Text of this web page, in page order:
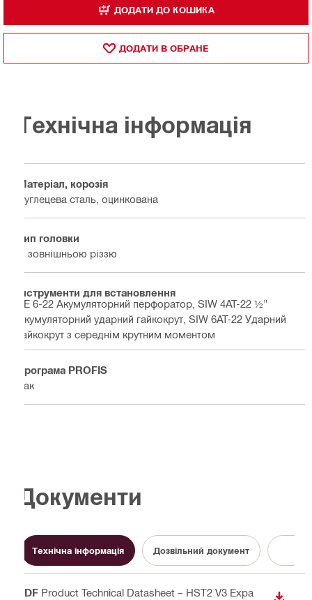
ДОДАТИ ДО КОШИКА
ДОДАТИ В ОБРАНЕ
Технічна інформація
Матеріал, корозія
Вуглецева сталь, оцинкована
Тип головки
Із зовнішньою різзю
Інструменти для встановлення
TE 6-22 Акумуляторний перфоратор, SIW 4AT-22 ½"
Акумуляторний ударний гайкокрут, SIW 6AT-22 Ударний
гайкокрут з середнім крутним моментом
Програма PROFIS
Так
Документи
Технічна інформація Дозвільний документ
PDF Product Technical Datasheet – HST2 V3 Expa